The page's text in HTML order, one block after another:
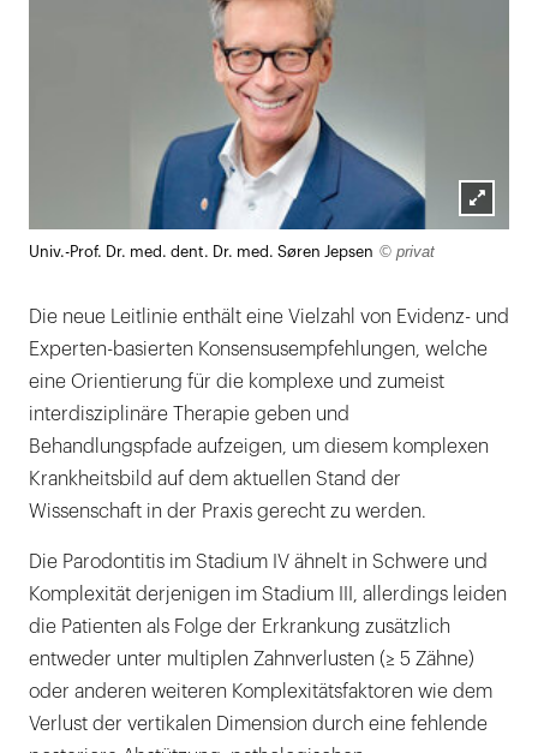
Univ.-Prof. Dr. med. dent. Dr. med. Søren Jepsen © privat
Die neue Leitlinie enthält eine Vielzahl von Evidenz- und
Experten-basierten Konsensusempfehlungen, welche
eine Orientierung für die komplexe und zumeist
interdisziplinäre Therapie geben und
Behandlungspfade aufzeigen, um diesem komplexen
Krankheitsbild auf dem aktuellen Stand der
Wissenschaft in der Praxis gerecht zu werden.
Die Parodontitis im Stadium IV ähnelt in Schwere und
Komplexität derjenigen im Stadium III, allerdings leiden
die Patienten als Folge der Erkrankung zusätzlich
entweder unter multiplen Zahnverlusten (≥ 5 Zähne)
oder anderen weiteren Komplexitätsfaktoren wie dem
Verlust der vertikalen Dimension durch eine fehlende